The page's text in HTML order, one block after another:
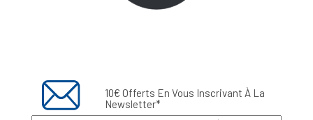
10€ Offerts En Vous Inscrivant À La
Newsletter*